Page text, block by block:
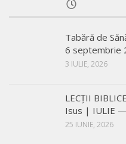
Tabără de
6 septembrie
3 IULIE, 2026
LECŢII
Isus | IULIE —
25 IUNIE, 2026